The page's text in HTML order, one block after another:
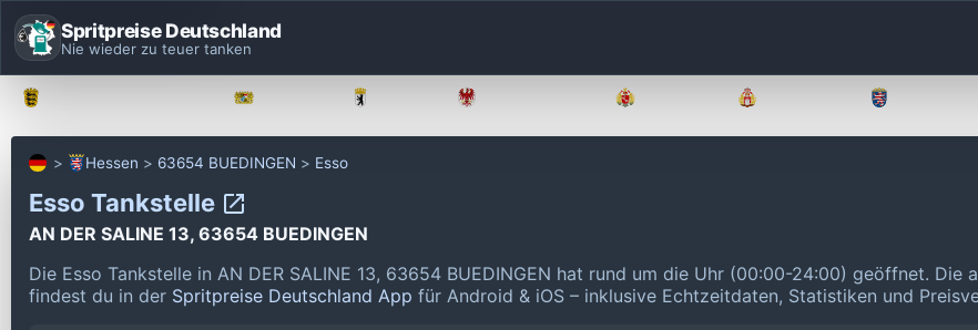
Spritpreise Deutschland
Nie wieder zu teuer tanken
Hessen 63654 BUEDINGEN Esso
Esso Tankstelle
AN DER SALINE 13, 63654 BUEDINGEN
Die Esso Tankstelle in AN DER SALINE 13, 63654 BUEDINGEN hat rund um die Uhr (00:00-24:00) geöffnet. Die
findest du in der Spritpreise Deutschland App für Android & iOS – inklusive Echtzeitdaten, Statistiken und